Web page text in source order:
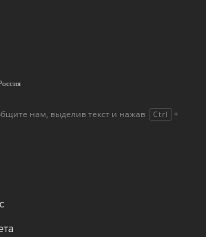
нам, выделив текст и нажав Ctrl +